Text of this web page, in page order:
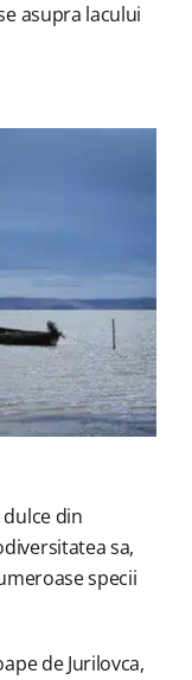
asupra lacului
dulce din
sa,
specii
de Jurilovca,